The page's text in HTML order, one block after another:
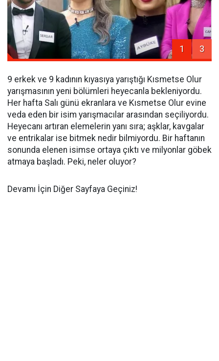
1 3
9 erkek ve 9 kadının kıyasıya yarıştığı Kısmetse Olur
yarışmasının yeni bölümleri heyecanla bekleniyordu.
Her hafta Salı günü ekranlara ve Kısmetse Olur evine
veda eden bir isim yarışmacılar arasından seçiliyordu.
Heyecanı artıran elemelerin yanı sıra; aşklar, kavgalar
ve entrikalar ise bitmek nedir bilmiyordu. Bir haftanın
sonunda elenen isimse ortaya çıktı ve milyonlar göbek
atmaya başladı. Peki, neler oluyor?
Devamı İçin Diğer Sayfaya Geçiniz!